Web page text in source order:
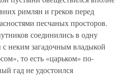
римлян и греков перед
песчаных просторов.
соединились в одну
неким загадочным владыкой
то есть «царьком» по-
гад не удостоился